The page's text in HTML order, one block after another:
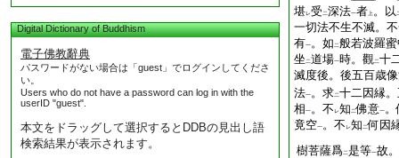
Digital Dictionary of Buddhism
電子佛教辭典
パスワードがない場合は「guest」でログインしてくださ
い。
Users who do not have a password can log in with the
userID "guest".
本文をドラッグして選択するとDDBの見出し語
検索結果が表示されます。
堪レ受 二深法一者 上 。以
一切法不生不滅。
有一。如 二般若波羅
坐 二道場一時。觀二十
滅度後。後五百歳
法一。求二十二因縁
相一。不 レ知 二佛意一。
竟空一。不 レ知 二何因
樹菩薩爲二是等一故